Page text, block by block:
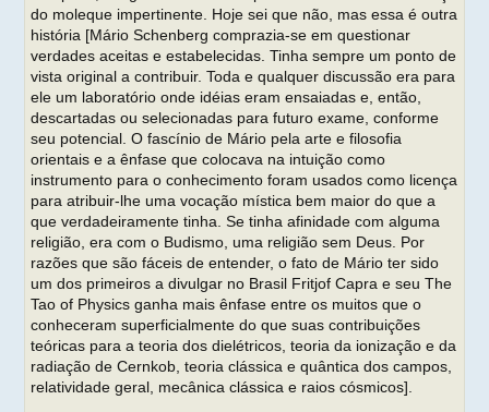
do moleque impertinente. Hoje sei que não, mas essa é outra
história [Mário Schenberg comprazia-se em questionar
verdades aceitas e estabelecidas. Tinha sempre um ponto de
vista original a contribuir. Toda e qualquer discussão era para
ele um laboratório onde idéias eram ensaiadas e, então,
descartadas ou selecionadas para futuro exame, conforme
seu potencial. O fascínio de Mário pela arte e filosofia
orientais e a ênfase que colocava na intuição como
instrumento para o conhecimento foram usados como licença
para atribuir-lhe uma vocação mística bem maior do que a
que verdadeiramente tinha. Se tinha afinidade com alguma
religião, era com o Budismo, uma religião sem Deus. Por
razões que são fáceis de entender, o fato de Mário ter sido
um dos primeiros a divulgar no Brasil Fritjof Capra e seu The
Tao of Physics ganha mais ênfase entre os muitos que o
conheceram superficialmente do que suas contribuições
teóricas para a teoria dos dielétricos, teoria da ionização e da
radiação de Cernkob, teoria clássica e quântica dos campos,
relatividade geral, mecânica clássica e raios cósmicos].